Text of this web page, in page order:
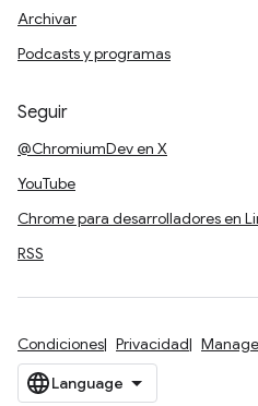
Archivar
Podcasts y programas
Seguir
@ChromiumDev en X
YouTube
Chrome para desarrolladores en
RSS
Condiciones Privacidad